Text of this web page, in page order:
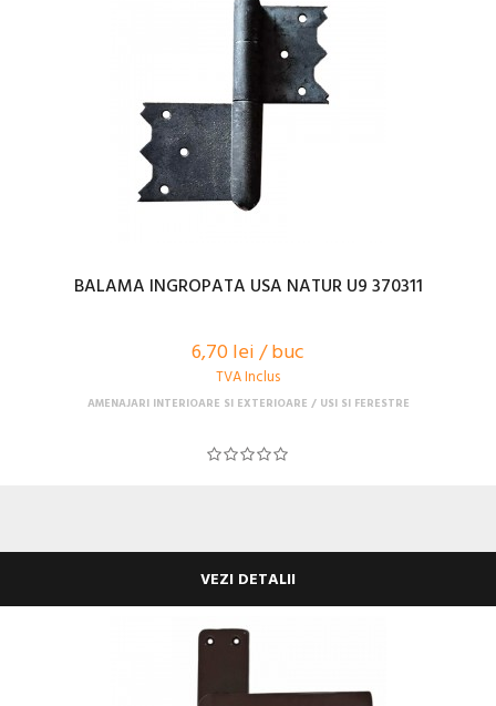
BALAMA INGROPATA USA NATUR U9 370311
6,70 lei / buc
TVA Inclus
AMENAJARI INTERIOARE SI EXTERIOARE USI SI FERESTRE
VEZI DETALII